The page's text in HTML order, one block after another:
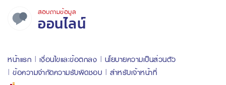
สอบถามข้อมูล
ออนไลน์
หน้าแรก เงื่อนไขและข้อตกลง
นโยบายความเป็นส่วนตัว
ข้อความจำกัดความรับผิดชอบ
สำหรับเจ้าหน้าที่